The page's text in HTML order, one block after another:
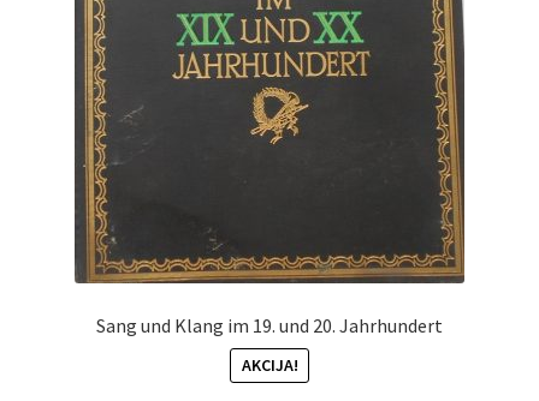
Sang und Klang im 19. und 20. Jahrhundert
AKCIJA!